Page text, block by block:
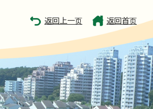
返回上一页 返回首页